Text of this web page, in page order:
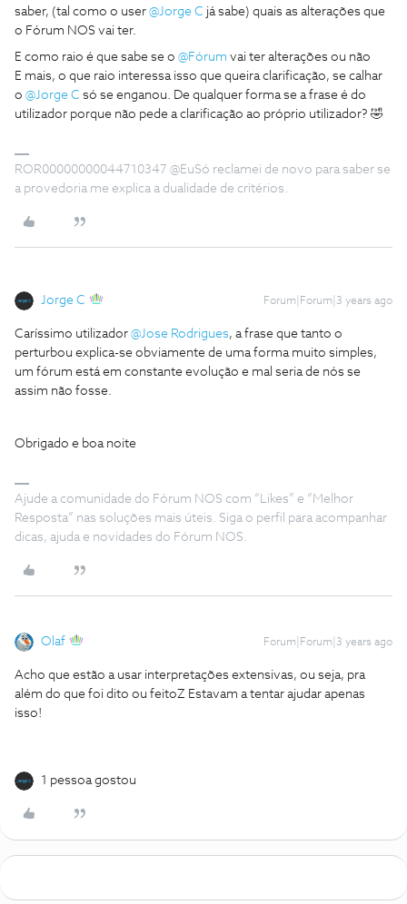
saber, (tal como o user @Jorge C já sabe) quais as alterações que
o Fórum NOS vai ter.
E como raio é que sabe se o @Fórum vai ter alterações ou não
E mais, o que raio interessa isso que queira clarificação, se calhar
o @Jorge C só se enganou. De qualquer forma se a frase é do
utilizador porque não pede a clarificação ao próprio utilizador? 🤣
ROR00000000044710347 @EuSó reclamei de novo para saber se
a provedoria me explica a dualidade de critérios.
Jorge C Forum|Forum|3 years ago
Caríssimo utilizador @Jose Rodrigues, a frase que tanto o
perturbou explica-se obviamente de uma forma muito simples,
um fórum está em constante evolução e mal seria de nós se
assim não fosse.
Obrigado e boa noite
Ajude a comunidade do Fórum NOS com “Likes” e “Melhor
Resposta” nas soluções mais úteis. Siga o perfil para acompanhar
dicas, ajuda e novidades do Fórum NOS.
Olaf Forum|Forum|3 years ago
Acho que estão a usar interpretações extensivas, ou seja, pra
além do que foi dito ou feitoZ Estavam a tentar ajudar apenas
isso!
1 pessoa gostou